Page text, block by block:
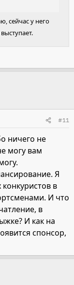
сейчас у него
#11
ничего не
могу вам
Я
в
И что
в
И как на
спонсор,